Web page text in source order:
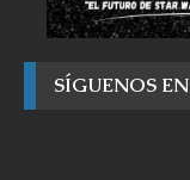
SÍGUENOS EN